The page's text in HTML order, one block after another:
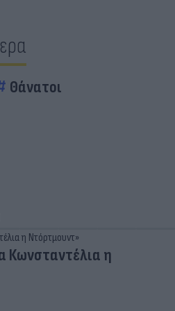
Θάνατοι
Κωνσταντέλια η